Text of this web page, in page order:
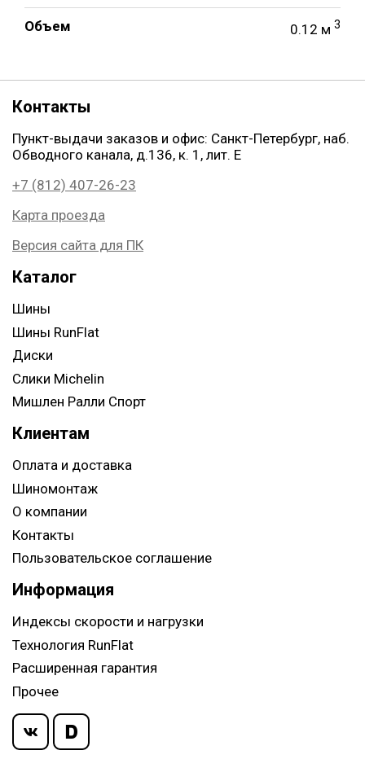
Объем 0.12 м 3
Контакты
Пункт-выдачи заказов и офис: Санкт-Петербург, наб.
Обводного канала, д.136, к. 1, лит. Е
+7 (812) 407-26-23
Карта проезда
Версия сайта для ПК
Каталог
Шины
Шины RunFlat
Диски
Слики Michelin
Мишлен Ралли Спорт
Клиентам
Оплата и доставка
Шиномонтаж
О компании
Контакты
Пользовательское соглашение
Информация
Индексы скорости и нагрузки
Технология RunFlat
Расширенная гарантия
Прочее